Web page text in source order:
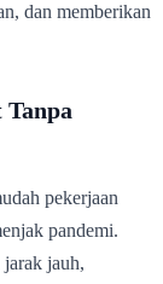
dan memberikan
pekerjaan
pandemi.
jarak jauh,